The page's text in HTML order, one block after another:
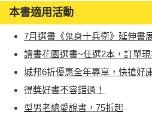
本書適用活動
7月選書《鬼身十兵衛》延伸書
讀書花園選書~任選2本，訂單現
城邦6折優惠全年專享，快搶好
得獎好書不容錯過！
型男老總愛說書，75折起